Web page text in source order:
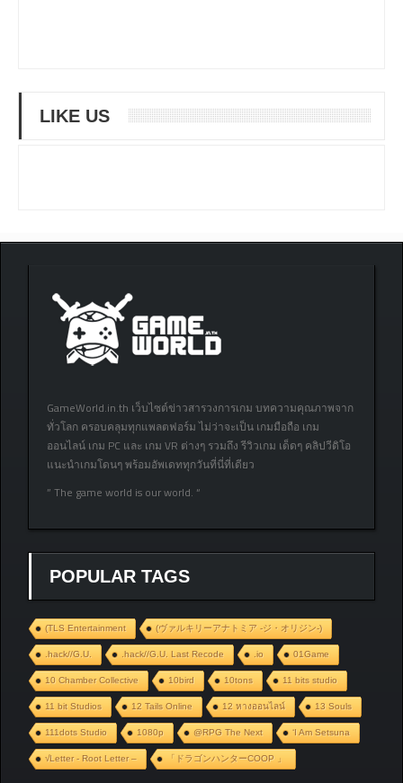
LIKE US
GameWorld.in.th เว็บไซต์ข่าวสารวงการเกม บทความคุณภาพจาก
ทั่วโลก ครอบคลุมทุกแพลตฟอร์ม ไม่ว่าจะเป็น เกมมือถือ เกม
ออนไลน์ เกม PC และ เกม VR ต่างๆ รวมถึง รีวิวเกม เด็ดๆ คลิปวีดิโอ
แนะนำเกมโดนๆ พร้อมอัพเดททุกวันที่นี่ที่เดียว
” The game world is our world. “
POPULAR TAGS
(TLS Entertainment (ヴァルキリーアナトミア ‐ジ・オリジン‐)
.hack//G.U. .hack//G.U. Last Recode .io 01Game
10 Chamber Collective 10bird 10tons 11 bits studio
11 bit Studios 12 Tails Online 12 หางออนไลน์ 13 Souls
111dots Studio 1080p @RPG The Next ‘I Am Setsuna
√Letter - Root Letter – 「ドラゴンハンターCOOP 」